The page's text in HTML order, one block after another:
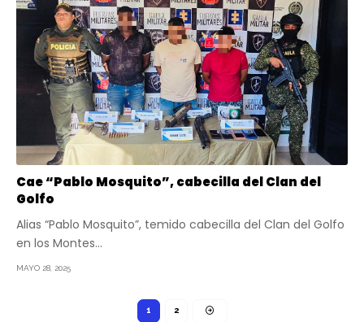
Cae “Pablo Mosquito”, cabecilla del Clan del
Golfo
Alias “Pablo Mosquito”, temido cabecilla del Clan del Golfo
en los Montes…
MAYO 28, 2025
1 2